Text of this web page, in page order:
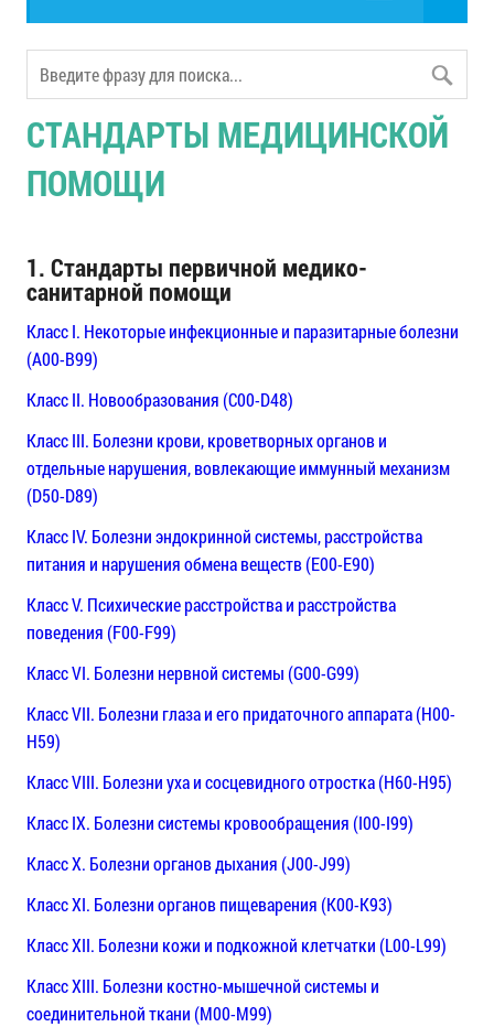
СТАНДАРТЫ МЕДИЦИНСКОЙ
ПОМОЩИ
1. Стандарты первичной медико-
санитарной помощи
Класс I. Некоторые инфекционные и паразитарные болезни
(A00-B99)
Класс II. Новообразования (C00-D48)
Класс III. Болезни крови, кроветворных органов и
отдельные нарушения, вовлекающие иммунный механизм
(D50-D89)
Класс IV. Болезни эндокринной системы, расстройства
питания и нарушения обмена веществ (E00-E90)
Класс V. Психические расстройства и расстройства
поведения (F00-F99)
Класс VI. Болезни нервной системы (G00-G99)
Класс VII. Болезни глаза и его придаточного аппарата (H00-
H59)
Класс VIII. Болезни уха и сосцевидного отростка (H60-H95)
Класс IX. Болезни системы кровообращения (I00-I99)
Класс X. Болезни органов дыхания (J00-J99)
Класс XI. Болезни органов пищеварения (K00-K93)
Класс XII. Болезни кожи и подкожной клетчатки (L00-L99)
Класс XIII. Болезни костно-мышечной системы и
соединительной ткани (M00-M99)